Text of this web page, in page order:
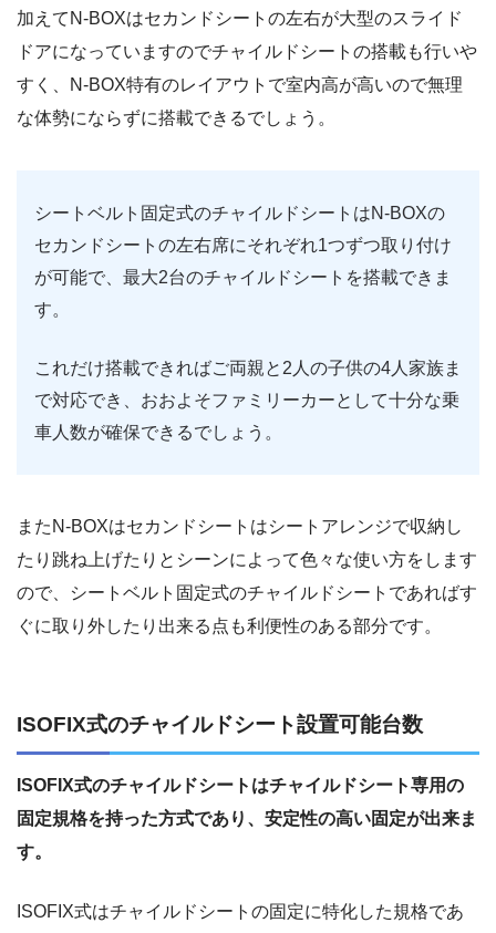
加えてN-BOXはセカンドシートの左右が大型のスライド
ドアになっていますのでチャイルドシートの搭載も行いや
すく、N-BOX特有のレイアウトで室内高が高いので無理
な体勢にならずに搭載できるでしょう。
シートベルト固定式のチャイルドシートはN-BOXの
セカンドシートの左右席にそれぞれ1つずつ取り付け
が可能で、最大2台のチャイルドシートを搭載できま
す。
これだけ搭載できればご両親と2人の子供の4人家族ま
で対応でき、おおよそファミリーカーとして十分な乗
車人数が確保できるでしょう。
またN-BOXはセカンドシートはシートアレンジで収納し
たり跳ね上げたりとシーンによって色々な使い方をします
ので、シートベルト固定式のチャイルドシートであればす
ぐに取り外したり出来る点も利便性のある部分です。
ISOFIX式のチャイルドシート設置可能台数
ISOFIX式のチャイルドシートはチャイルドシート専用の
固定規格を持った方式であり、安定性の高い固定が出来ま
す。
ISOFIX式はチャイルドシートの固定に特化した規格であ